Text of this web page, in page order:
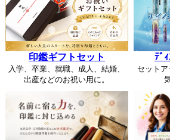
印鑑ギフトセット
入学、卒業、就職、成人、結婚、
出産などのお祝い用に。
ﾃﾞ
セット